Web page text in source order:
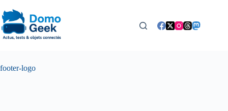
au
contenu
footer-logo